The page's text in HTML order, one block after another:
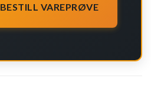
BESTILL VAREPRØVE